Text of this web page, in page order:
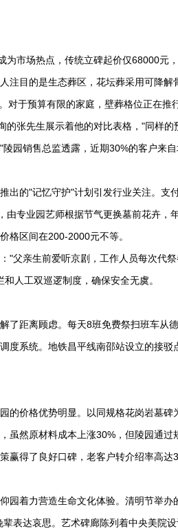
为市场热点，传统立碑起价仅68000元
注目的是生态葬区，花坛葬采用可降
对于预算有限的家庭，壁葬格位正在推
的张先生展示着他的对比表格，"同样
园销售总监透露，近期30%的客户来
出的"记忆守护"计划引发行业关注。
由专业园艺师根据节气更换墓前花卉
格区间在200-2000元不等。
"父亲生前爱听京剧，工作人员每次代
人工双巡逻制度，确保安全无虞。
了距离顾虑。每天8班免费祭扫班车
度系统。地铁昌平线南邵站设立的接
的价格优势明显。以同规格花岗岩墓碑
虽然原材料成本上涨30%，但陵园通
赢得了良好口碑，老客户转介绍率高达
园着力营造生命文化体验。清明节举
表达哀思。艺术碑廊陈列着中央美院